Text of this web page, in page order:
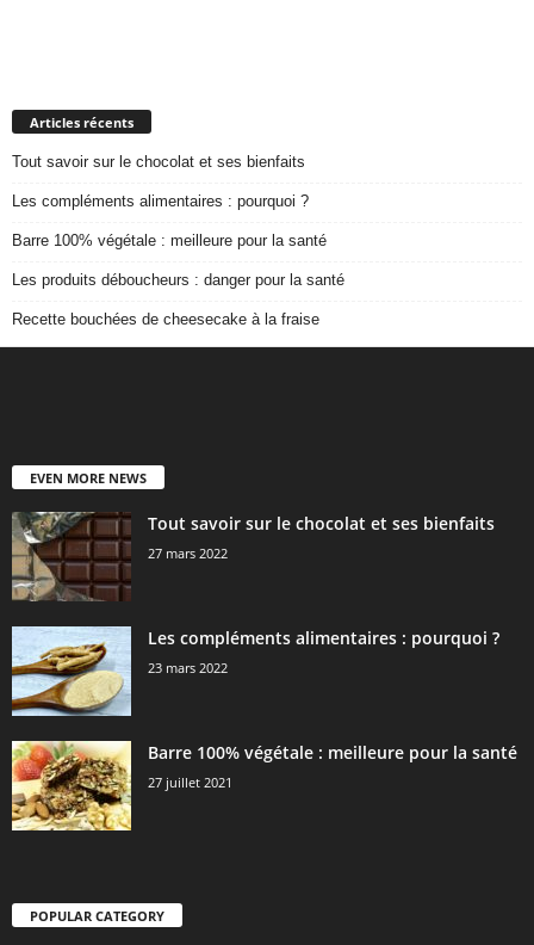
Articles récents
Tout savoir sur le chocolat et ses bienfaits
Les compléments alimentaires : pourquoi ?
Barre 100% végétale : meilleure pour la santé
Les produits déboucheurs : danger pour la santé
Recette bouchées de cheesecake à la fraise
EVEN MORE NEWS
Tout savoir sur le chocolat et ses bienfaits
27 mars 2022
Les compléments alimentaires : pourquoi ?
23 mars 2022
Barre 100% végétale : meilleure pour la santé
27 juillet 2021
POPULAR CATEGORY